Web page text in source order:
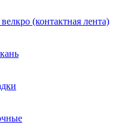
(контактная лента)